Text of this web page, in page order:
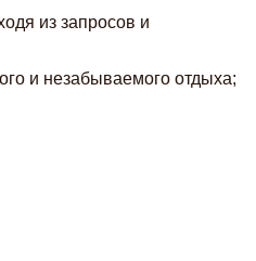
из запросов и
и незабываемого отдыха;